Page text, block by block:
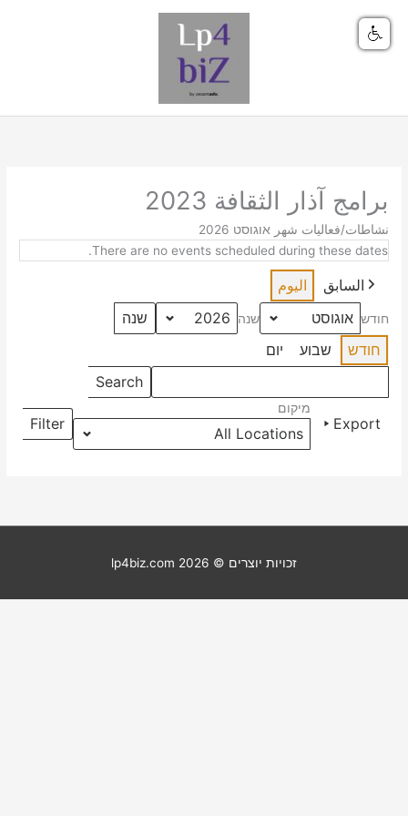
برامج آذار الثقافة 2023
نشاطات/فعاليات شهر אוגוסט 2026
There are no events scheduled during these dates.
السابق اليوم
חודש שנה
חודש שבוע יום
חפש
אירועים
Search
Events
Export
מיקום
Filter
מיקומים
זכויות יוצרים © 2026 lp4biz.com